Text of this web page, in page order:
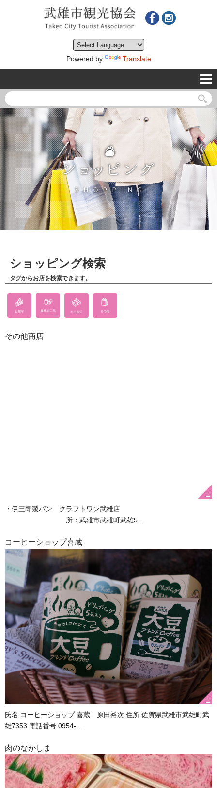
Powered by Translate
ショッピング検索
タグからお店を検索できます。
その他商店
・伊三郎製パン クラフトワン武雄店
所：武雄市武雄町武雄5…
コーヒーショップ喜蔵
氏名 コーヒーショップ 喜蔵 原田裕次 住所 佐賀県武雄市武雄町武
雄7353 電話番号 0954-…
肉のなかしま